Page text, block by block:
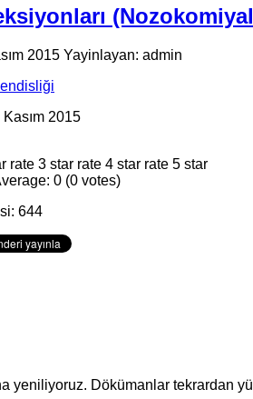
2015 Yayinlayan: admin
2015
rate 3 star rate 4 star rate 5 star
0 (0 votes)
644
yeniliyoruz. Dökümanlar tekrardan